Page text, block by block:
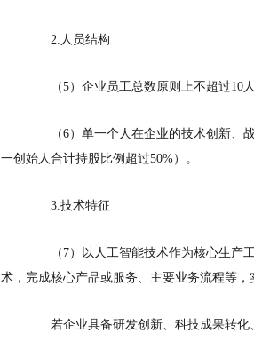
2.人员结构
（5）企业员工总数原则上不超过10人
（6）单一个人在企业的技术创新、
一创始人合计持股比例超过50%）。
3.技术特征
（7）以人工智能技术作为核心生
术，完成核心产品或服务、主要业务流程等，
若企业具备研发创新、科技成果转